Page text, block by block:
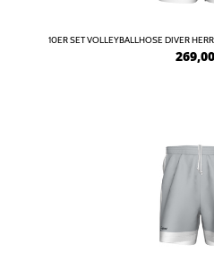
10ER SET VOLLEYBALLHOSE DIVER
269,00